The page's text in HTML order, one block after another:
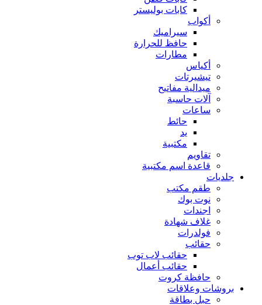
كابات بوليستر
أكواب
سيراميك
حافظ للحرارة
مطارات
أكياس
تيشيرتات
ميدالية مفاتيح
آلات حاسبة
ساعات
حائط
يد
مكتبية
تقاويم
قاعدة اسم مكتبية
جلديات
طقم مكتب
نوت بوك
اجندات
غلاف شهادة
فولدرات
حقائب
حقائب لاب توب
حقائب أعمال
حافظة كروت
بروشات وعلاقات
حبل بطاقة